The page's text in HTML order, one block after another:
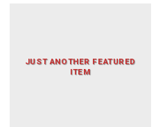
JUST ANOTHER FEATURED
ITEM